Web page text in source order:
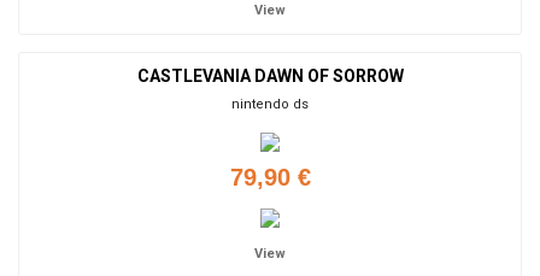
View
CASTLEVANIA DAWN OF SORROW
nintendo ds
79,90 €
View